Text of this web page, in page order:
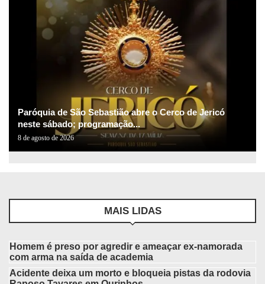
Paróquia de São Sebastião abre o Cerco de Jericó
neste sábado; programação...
8 de agosto de 2026
MAIS LIDAS
Homem é preso por agredir e ameaçar ex-namorada
com arma na saída de academia
Acidente deixa um morto e bloqueia pistas da rodovia